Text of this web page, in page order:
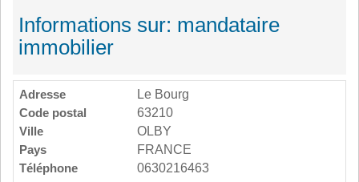
Informations sur: mandataire
immobilier
Adresse
Le Bourg
Code postal
63210
Ville
OLBY
Pays
FRANCE
Téléphone
0630216463